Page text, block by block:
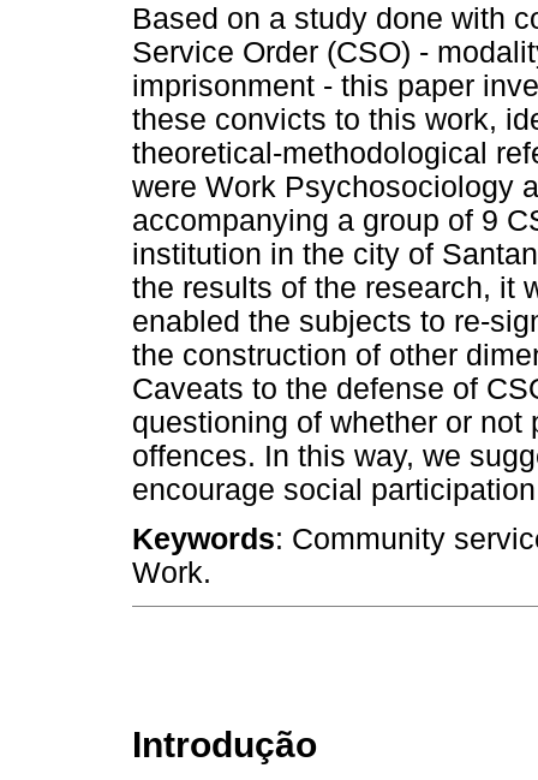
Based on a study done with
Service Order (CSO) -
imprisonment - this paper
these convicts to this work,
theoretical-methodological
were Work Psychosociology
accompanying a group of 9
institution in the city of
the results of the research, it
enabled the subjects to re-
the construction of other
Caveats to the defense of
questioning of whether or
offences. In this way, we
encourage social
Keywords: Community
Work.
Introdução